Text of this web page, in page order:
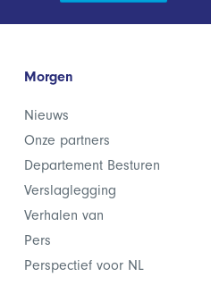
Morgen
Nieuws
Onze partners
Departement Besturen
Verslaglegging
Verhalen van
Pers
Perspectief voor NL